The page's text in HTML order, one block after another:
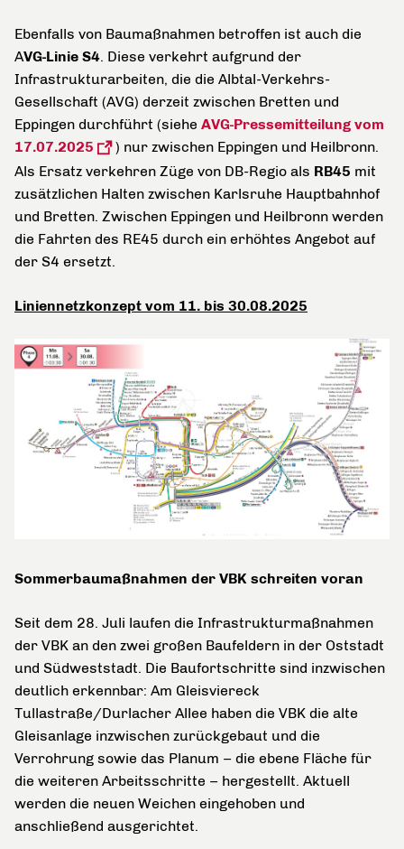
Ebenfalls von Baumaßnahmen betroffen ist auch die
AVG-Linie S4. Diese verkehrt aufgrund der
Infrastrukturarbeiten, die die Albtal-Verkehrs-
Gesellschaft (AVG) derzeit zwischen Bretten und
Eppingen durchführt (siehe AVG-Pressemitteilung vom
17.07.2025
) nur zwischen Eppingen und Heilbronn.
Als Ersatz verkehren Züge von DB-Regio als RB45 mit
zusätzlichen Halten zwischen Karlsruhe Hauptbahnhof
und Bretten. Zwischen Eppingen und Heilbronn werden
die Fahrten des RE45 durch ein erhöhtes Angebot auf
der S4 ersetzt.
Liniennetzkonzept vom 11. bis 30.08.2025
Sommerbaumaßnahmen der VBK schreiten voran
Seit dem 28. Juli laufen die Infrastrukturmaßnahmen
der VBK an den zwei großen Baufeldern in der Oststadt
und Südweststadt. Die Baufortschritte sind inzwischen
deutlich erkennbar: Am Gleisviereck
Tullastraße/Durlacher Allee haben die VBK die alte
Gleisanlage inzwischen zurückgebaut und die
Verrohrung sowie das Planum – die ebene Fläche für
die weiteren Arbeitsschritte – hergestellt. Aktuell
werden die neuen Weichen eingehoben und
anschließend ausgerichtet.